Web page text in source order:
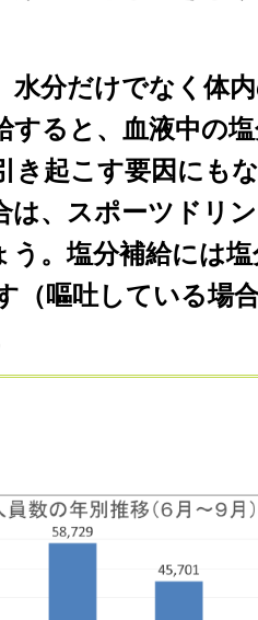
分だけでなく体
ると、血液中の
起こす要因にもな
は、スポーツドリ
。塩分補給には
嘔吐している場